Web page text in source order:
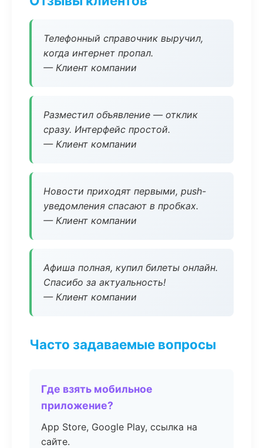
Телефонный справочник выручил,
когда интернет пропал.
— Клиент компании
Разместил объявление — отклик
сразу. Интерфейс простой.
— Клиент компании
Новости приходят первыми, push-
уведомления спасают в пробках.
— Клиент компании
Афиша полная, купил билеты онлайн.
Спасибо за актуальность!
— Клиент компании
Часто задаваемые вопросы
Где взять мобильное
приложение?
App Store, Google Play, ссылка на
сайте.